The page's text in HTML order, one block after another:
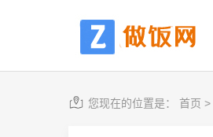
您现在的位置是： 首页 >